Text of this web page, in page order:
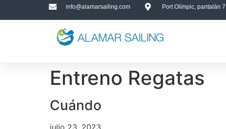
info@alamarsailing.com Port Olímpic, pantalán
Entreno Regatas
Cuándo
julio 23, 2023